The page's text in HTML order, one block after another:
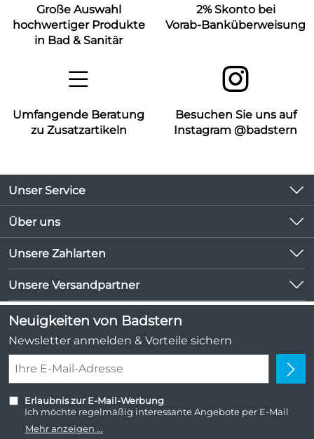
Große Auswahl
hochwertiger Produkte
in Bad & Sanitär
2% Skonto bei
Vorab-Banküberweisung
Umfangende Beratung
zu Zusatzartikeln
Besuchen Sie uns auf
Instagram @badstern
Unser Service
Kontakt
Kundeninformationen
Newsletter
Lieferbedingungen
Kundenlogin
Über uns
Unsere Bestseller
Marken
Neu
Angebote
Kundenbewertungen (1.047)
4,9/5*****
Unsere Zahlarten
Unsere Versandpartner
Neuigkeiten von Badstern
Newsletter anmelden & Vorteile sichern
Erlaubnis zur E-Mail-Werbung
Ich möchte regelmäßig interessante Angebote per E-Mail
Unternehmen weitergegeben. Zu statistischen Zwecken wird
Mehr anzeigen ...